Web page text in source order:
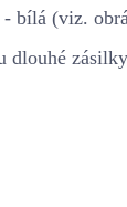
- bílá (viz.
dlouhé